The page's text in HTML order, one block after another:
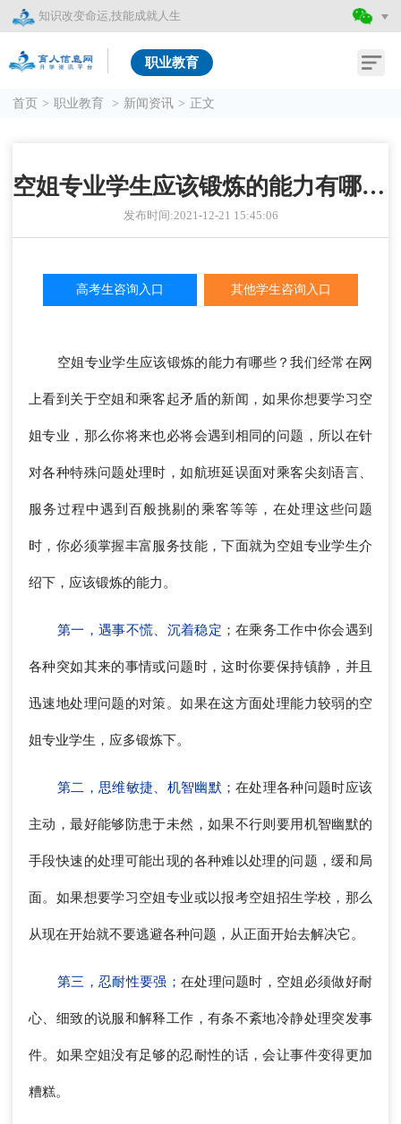
知识改变命运,技能成就人生
职业教育
首页 > 职业教育 > 新闻资讯 > 正文
空姐专业学生应该锻炼的能力有哪些？
发布时间:2021-12-21 15:45:06
高考生咨询入口 其他学生咨询入口
空姐专业学生应该锻炼的能力有哪些？我们经常在网
上看到关于空姐和乘客起矛盾的新闻，如果你想要学习空
姐专业，那么你将来也必将会遇到相同的问题，所以在针
对各种特殊问题处理时，如航班延误面对乘客尖刻语言、
服务过程中遇到百般挑剔的乘客等等，在处理这些问题
时，你必须掌握丰富服务技能，下面就为空姐专业学生介
绍下，应该锻炼的能力。
第一，遇事不慌、沉着稳定； 在乘务工作中你会遇到
各种突如其来的事情或问题时，这时你要保持镇静，并且
迅速地处理问题的对策。如果在这方面处理能力较弱的空
姐专业学生，应多锻炼下。
第二，思维敏捷、机智幽默； 在处理各种问题时应该
主动，最好能够防患于未然，如果不行则要用机智幽默的
手段快速的处理可能出现的各种难以处理的问题，缓和局
面。如果想要学习空姐专业或以报考空姐招生学校，那么
从现在开始就不要逃避各种问题，从正面开始去解决它。
第三，忍耐性要强； 在处理问题时，空姐必须做好耐
心、细致的说服和解释工作，有条不紊地冷静处理突发事
件。如果空姐没有足够的忍耐性的话，会让事件变得更加
糟糕。